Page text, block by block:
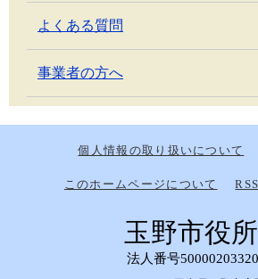
よくある質問
事業者の方へ
個人情報の取り扱いについて
このホームページについて
玉野市役所
法人番号